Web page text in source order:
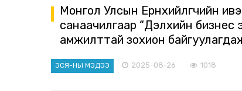
Монгол Улсын Ерөнхийлөгчийн
санаачилгаар “Дэлхийн бизнес
амжилттай зохион
ЭСЯ-НЫ МЭДЭЭ 2025-08-26 1018